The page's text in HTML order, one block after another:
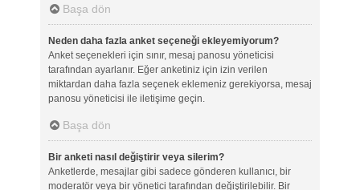
Başa dön
Neden daha fazla anket seçeneği ekleyemiyorum?
Anket seçenekleri için sınır, mesaj panosu yöneticisi
tarafından ayarlanır. Eğer anketiniz için izin verilen
miktardan daha fazla seçenek eklemeniz gerekiyorsa, mesaj
panosu yöneticisi ile iletişime geçin.
Başa dön
Bir anketi nasıl değiştirir veya silerim?
Anketlerde, mesajlar gibi sadece gönderen kullanıcı, bir
moderatör veya bir yönetici tarafından değiştirilebilir. Bir